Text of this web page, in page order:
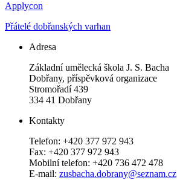
Applycon
Přátelé dobřanských varhan
Adresa
Základní umělecká škola J. S. Bacha
Dobřany, příspěvková organizace
Stromořadí 439
334 41 Dobřany
Kontakty
Telefon: +420 377 972 943
Fax: +420 377 972 943
Mobilní telefon: +420 736 472 478
E-mail: zusbacha.dobrany@seznam.cz